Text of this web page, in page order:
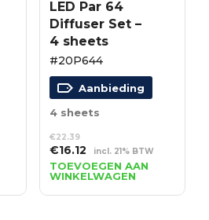
LED Par 64
Diffuser Set –
4 sheets
#20P644
Aanbieding
4 sheets
€22.39
Oorspronkelijke
prijs
was:
€22.39.
€16.12 Huidige
prijs
is:
€16.12.
incl. 21% BTW
TOEVOEGEN AAN
WINKELWAGEN